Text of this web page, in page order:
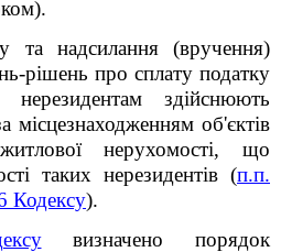
та надсилання (вручення)
рішень про сплату податку
здійснюють
місцезнаходженням об'єктів
нерухомості, що
таких нерезидентів (п.п.
Кодексу).
визначено порядок